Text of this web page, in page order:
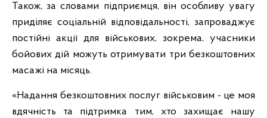
Також, за словами підприємця, він особливу увагу
приділяє соціальній відповідальності, запроваджує
постійні акції для військових, зокрема, учасники
бойових дій можуть отримувати три безкоштовних
масажі на місяць.
«Надання безкоштовних послуг військовим - це моя
вдячність та підтримка тим, хто захищає нашу